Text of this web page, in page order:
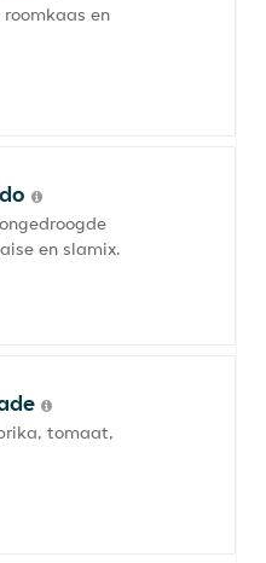
en
en slamix.
tomaat,